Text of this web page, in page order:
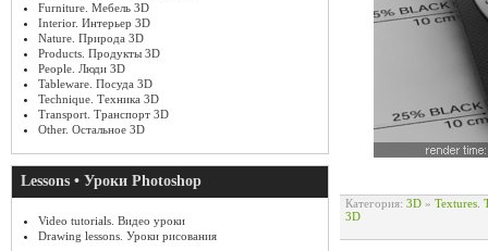
Furniture. Мебель 3D
Interior. Интерьер 3D
Nature. Природа 3D
Products. Продукты 3D
People. Люди 3D
Tableware. Посуда 3D
Technique. Техника 3D
Transport. Транспорт 3D
Other. Остальное 3D
Lessons • Уроки Photoshop
Video tutorials. Видео уроки
Drawing lessons. Уроки рисования
Категория: 3D » Textures.
3D